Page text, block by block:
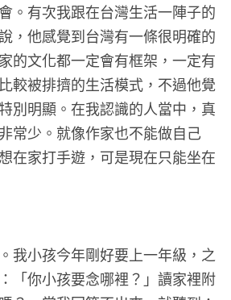
。有次我跟在台灣生活一陣子的
，他感覺到台灣有一條很明確的
的文化都一定會有框架，一定有
較被排擠的生活模式，不過他覺
別明顯。在我認識的人當中，真
常少。就像作家也不能做自己
在家打手遊，可是現在只能坐在
我小孩今年剛好要上一年級，之
「你小孩要念哪裡？」讀家裡附